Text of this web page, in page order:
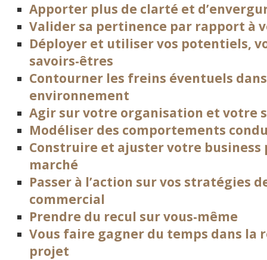
Apporter plus de clarté et
Valider sa pertinence par rapport à
Déployer et utiliser vos potentiels,
savoirs-êtres
Contourner les freins éventuels
environnement
Agir sur votre organisation et votre
Modéliser des comportements
Construire et ajuster votre business
marché
Passer à l’action sur vos stratégies
commercial
Prendre du recul sur vous-même
Vous faire gagner du temps dans la
projet